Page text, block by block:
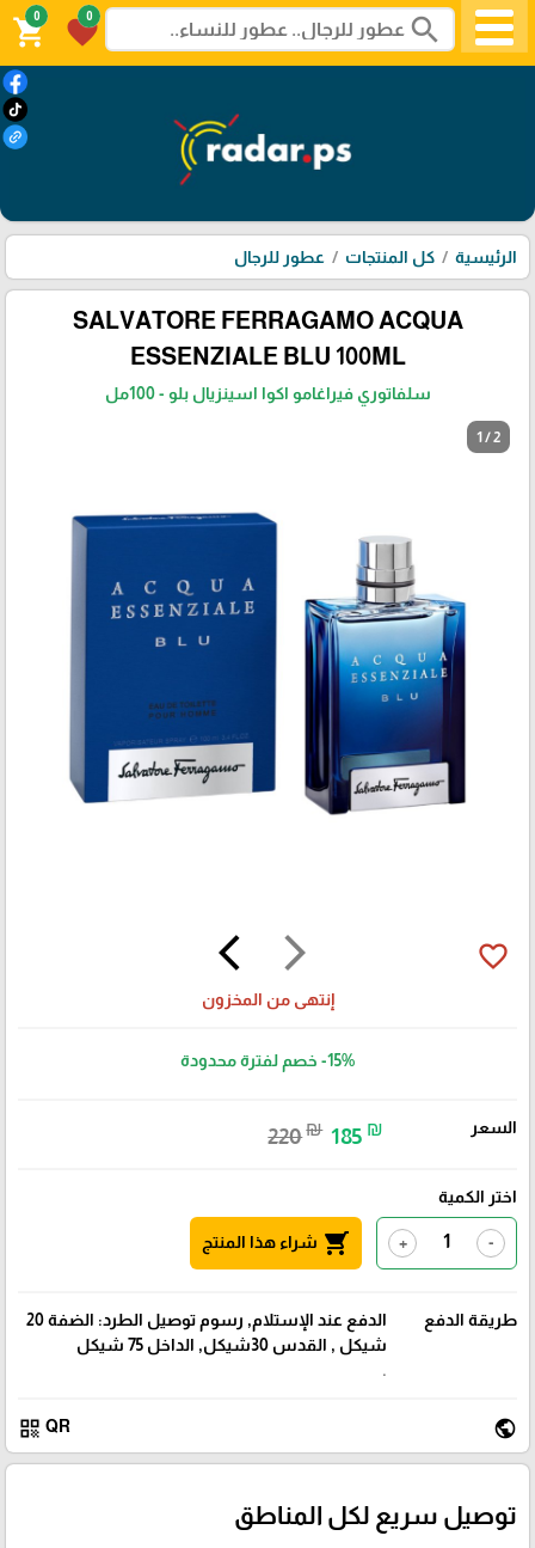
search
0
favorite
0
shopping_cart
الرئيسية كل المنتجات عطور للرجال
SALVATORE FERRAGAMO ACQUA
ESSENZIALE BLU 100ML
سلفاتوري فيراغامو اكوا اسينزيال بلو - 100مل
1 / 2
arrow_forward_ios
arrow_back_ios favorite_border
إنتهى من المخزون
-15% خصم لفترة محدودة
السعر 220₪ 185 ₪
اختر الكمية
-
+
shopping_cart شراء هذا المنتج
طريقة الدفع
الدفع عند الإستلام, رسوم توصيل الطرد: الضفة 20
شيكل , القدس 30شيكل, الداخل 75 شيكل
.
public
QR
qr_code
توصيل سريع لكل المناطق